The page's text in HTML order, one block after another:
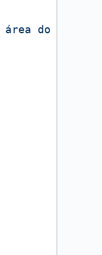
área do